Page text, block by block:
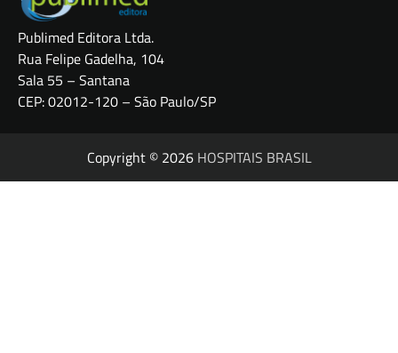
Publimed Editora Ltda.
Rua Felipe Gadelha, 104
Sala 55 – Santana
CEP: 02012-120 – São Paulo/SP
Copyright © 2026 HOSPITAIS BRASIL